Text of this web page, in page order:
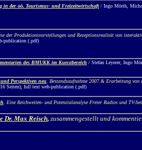
in der oö. Tourismus- und Freizeitwirtschaft / Ingo Mörth,
der Produktionsvorstellungen und Rezeptionsrealität von
publication (.pdf)
des BMUKK im Kunstbereich / Stefan Leyerer, Ingo
Perspektiven neu Bestandsaufnahme 2007 & Erarbeitung
Seiten); full text web-publication (.pdf)
Eine Reichweiten- und Potenzialanalyse Freier Radios und TV-
Dr. Max Reisch, zusammengestellt und